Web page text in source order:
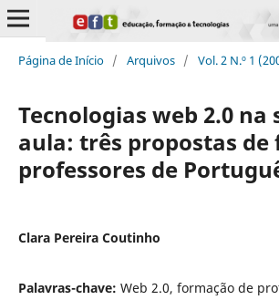
Página de Início / Arquivos / Vol. 2 N.º 1
Tecnologias web 2.0 na
aula: três propostas
professores de
Clara Pereira Coutinho
Palavras-chave: Web 2.0, formação de